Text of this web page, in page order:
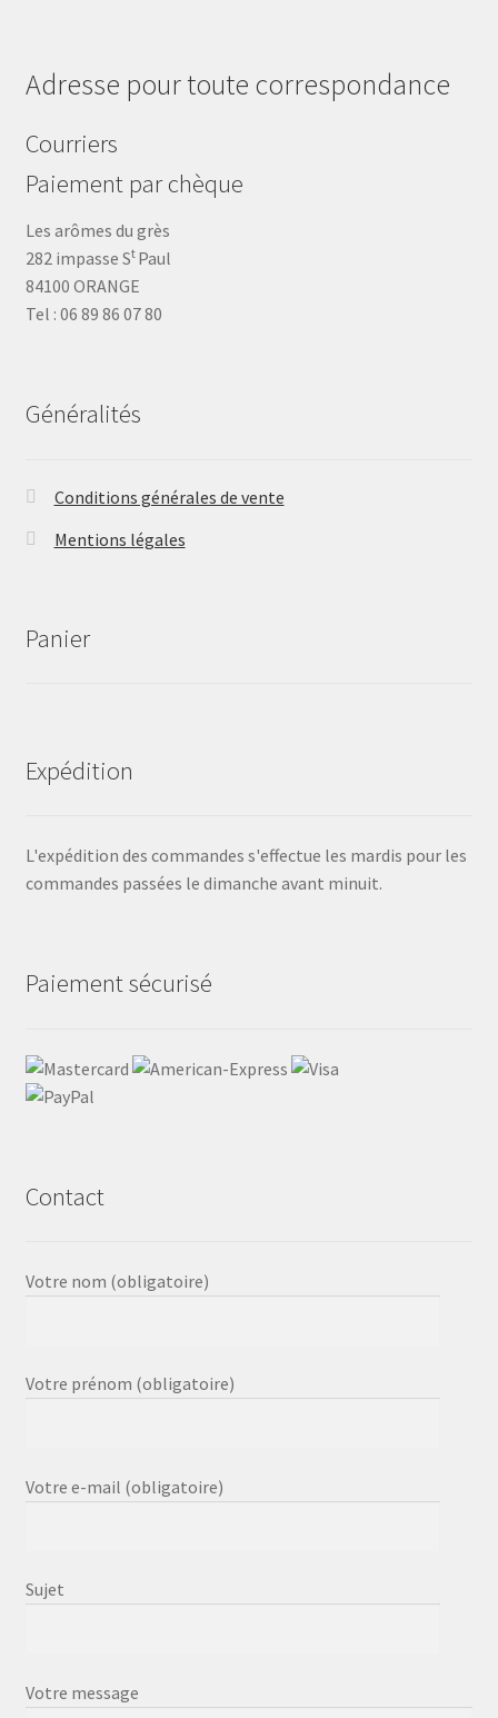
Adresse pour toute correspondance
Courriers
Paiement par chèque
Les arômes du grès
282 impasse St Paul
84100 ORANGE
Tel : 06 89 86 07 80
Généralités
Conditions générales de vente
Mentions légales
Panier
Expédition
L'expédition des commandes s'effectue les mardis pour les
commandes passées le dimanche avant minuit.
Paiement sécurisé
Contact
Votre nom (obligatoire)
Votre prénom (obligatoire)
Votre e-mail (obligatoire)
Sujet
Votre message